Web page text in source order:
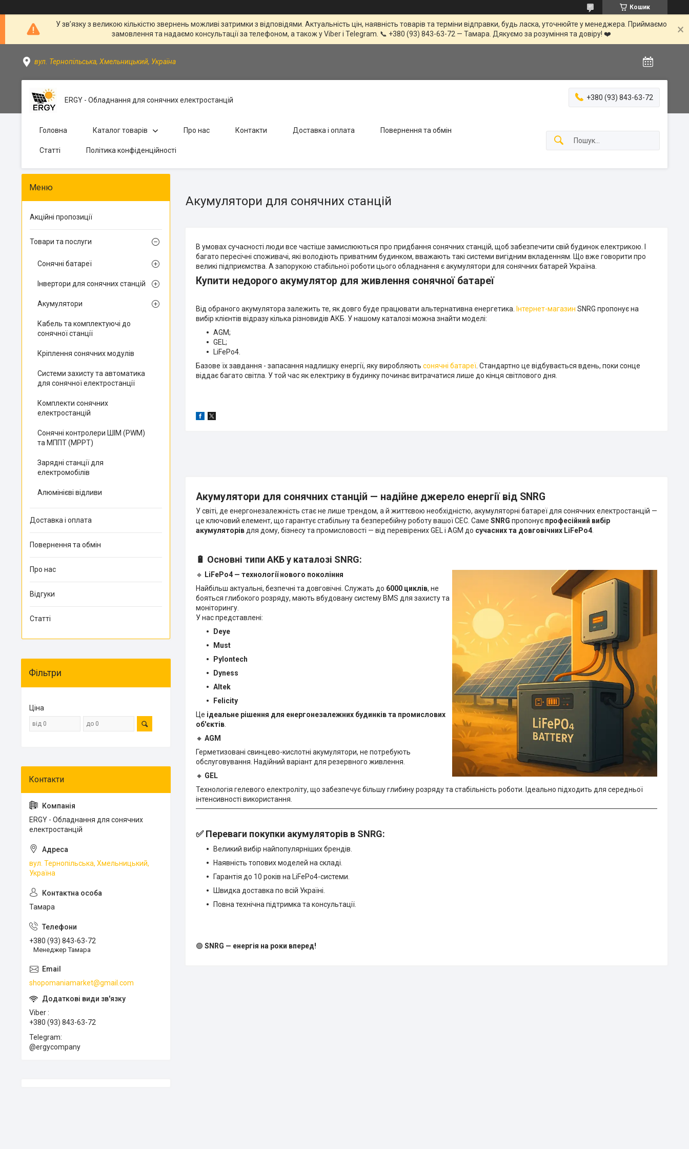
Кошик
У зв’язку з великою кількістю звернень можливі затримки з відповідями. Актуальність цін, наявність товарів та терміни відправки, будь ласка, уточнюйте у менеджера. Приймаємо
замовлення та надаємо консультації за телефоном, а також у Viber і Telegram. 📞 +380 (93) 843-63-72 — Тамара. Дякуємо за розуміння та довіру! ❤️
вул. Тернопільська, Хмельницький, Україна
ERGY - Обладнання для сонячних електростанцій +380 (93) 843-63-72
Головна Каталог товарів Про нас Контакти Доставка і оплата Повернення та обмін
Статті Політика конфіденційності
Акумулятори для сонячних станцій
В умовах сучасності люди все частіше замислюються про придбання сонячних станцій, щоб забезпечити свій будинок електрикою. І
багато пересічні споживачі, які володіють приватним будинком, вважають такі системи вигідним вкладенням. Що вже говорити про
великі підприємства. А запорукою стабільної роботи цього обладнання є акумулятори для сонячних батарей Україна.
Купити недорого акумулятор для живлення сонячної батареї
Від обраного акумулятора залежить те, як довго буде працювати альтернативна енергетика. Інтернет-магазин SNRG пропонує на
вибір клієнтів відразу кілька різновидів АКБ. У нашому каталозі можна знайти моделі:
AGM;
GEL;
LiFePo4.
Базове їх завдання - запасання надлишку енергії, яку виробляють сонячні батареї . Стандартно це відбувається вдень, поки сонце
віддає багато світла. У той час як електрику в будинку починає витрачатися лише до кінця світлового дня.
Акумулятори для сонячних станцій — надійне джерело енергії від SNRG
У світі, де енергонезалежність стає не лише трендом, а й життєвою необхідністю, акумуляторні батареї для сонячних електростанцій —
це ключовий елемент, що гарантує стабільну та безперебійну роботу вашої СЕС. Саме SNRG пропонує професійний вибір
акумуляторів для дому, бізнесу та промисловості — від перевірених GEL і AGM до сучасних та довговічних LiFePo4
🔋 Основні типи АКБ у каталозі SNRG:
🔹 LiFePo4 — технології нового покоління
Найбільш актуальні, безпечні та довговічні. Служать до 6000 циклів, не
бояться глибокого розряду, мають вбудовану систему BMS для захисту та
моніторингу.
У нас представлені:
Deye
Must
Pylontech
Dyness
Altek
Felicity
Це ідеальне рішення для енергонезалежних будинків та промислових
об'єктів
🔸 AGM
Герметизовані свинцево-кислотні акумулятори, не потребують
обслуговування. Надійний варіант для резервного живлення.
🔸 GEL
Технологія гелевого електроліту, що забезпечує більшу глибину розряду та стабільність роботи. Ідеально підходить для середньої
інтенсивності використання.
✅ Переваги покупки акумуляторів в SNRG:
Великий вибір найпопулярніших брендів.
Наявність топових моделей на складі.
Гарантія до 10 років на LiFePo4-системи.
Швидка доставка по всій Україні.
Повна технічна підтримка та консультації.
🟢 SNRG — енергія на роки вперед!
Акційні пропозиції
Товари та послуги
Сонячні батареї
Інвертори для сонячних станцій
Акумулятори
Кабель та комплектуючі до
сонячної станції
Кріплення сонячних модулів
Системи захисту та автоматика
для сонячної електростанції
Комплекти сонячних
електростанцій
Сонячні контролери ШІМ (PWM)
та МППТ (MPPT)
Зарядні станції для
електромобілів
Алюмінієві відливи
Доставка і оплата
Повернення та обмін
Про нас
Відгуки
Статті
Фільтри
Ціна
ERGY - Обладнання для сонячних
електростанцій
вул. Тернопільська, Хмельницький,
Україна
Тамара
+380 (93) 843-63-72
Менеджер Тамара
shopomaniamarket@gmail.com
Viber
+380 (93) 843-63-72
Telegram
@ergycompany